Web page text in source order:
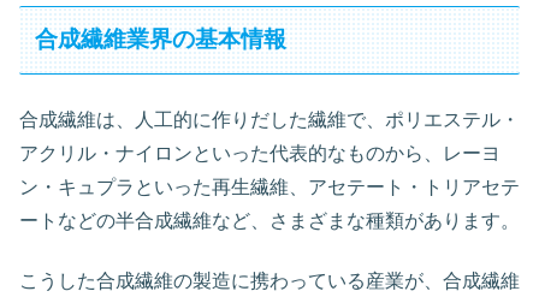
合成繊維業界の基本情報
合成繊維は、人工的に作りだした繊維で、ポリエステル・
アクリル・ナイロンといった代表的なものから、レーヨ
ン・キュプラといった再生繊維、アセテート・トリアセテ
ートなどの半合成繊維など、さまざまな種類があります。
こうした合成繊維の製造に携わっている産業が、合成繊維